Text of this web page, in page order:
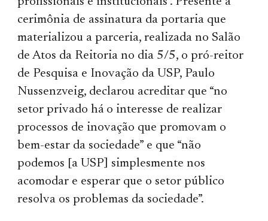
cerimônia de assinatura da portaria que
materializou a parceria, realizada no Salão
de Atos da Reitoria no dia 5/5, o pró-reitor
de Pesquisa e Inovação da USP, Paulo
Nussenzveig, declarou acreditar que “no
setor privado há o interesse de realizar
processos de inovação que promovam o
bem-estar da sociedade” e que “não
podemos [a USP] simplesmente nos
acomodar e esperar que o setor público
resolva os problemas da sociedade”.